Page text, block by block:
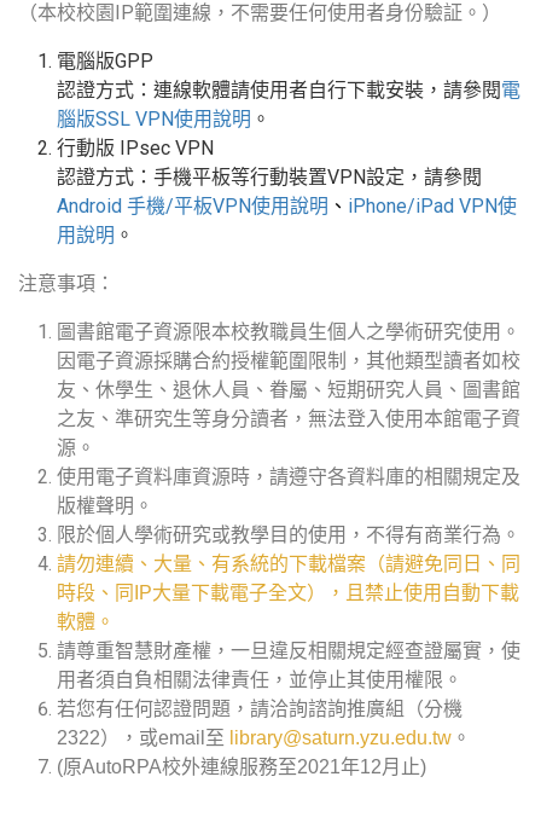
（本校校園IP範圍連線，不需要任何使用者身份驗証。）
電腦版GPP
認證方式：連線軟體請使用者自行下載安裝，請參閱電
腦版SSL VPN使用說明 。
行動版
IPsec VPN
認證方式：手機平板等行動裝置VPN設定 ，請參閱
Android 手機/平板VPN使用說明 、 iPhone/iPad VPN使
用說明 。
注意事項：
圖書館電子資源限本校教職員生個人之學術研究使用。
因電子資源採購合約授權範圍限制，其他類型讀者如校
友、休學生、退休人員、眷屬、短期研究人員、圖書館
之友、準研究生等身分讀者，無法登入使用本館電子資
源。
使用電子資料庫資源時，請遵守各資料庫的相關規定及
版權聲明。
限於個人學術研究或教學目的使用，不得有商業行為。
請勿連續、大量、有系統的下載檔案（請避免同日、同
時段、同IP大量下載電子全文），且禁止使用自動下載
軟體。
請尊重智慧財產權，一旦違反相關規定經查證屬實，使
用者須自負相關法律責任，並停止其使用權限。
若您有任何認證問題，請洽詢諮詢推廣組（分機
2322），或email至 library@saturn.yzu.edu.tw 。
(原AutoRPA校外連線服務至2021年12月止)